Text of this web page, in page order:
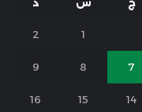
1
2
7
8
9
14
15
16